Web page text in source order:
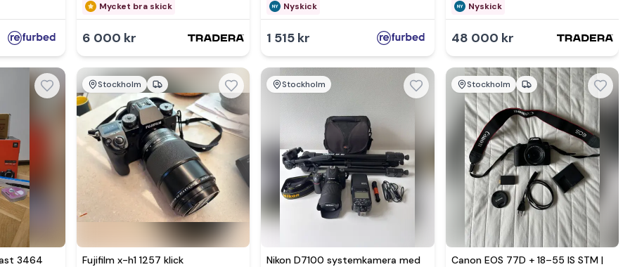
Mycket bra skick
6 000 kr
Nyskick
1 515 kr
Nyskick
48 000 kr
Se mer hos
3464
Se mer hos
Stockholm
Fujifilm x-h1 1257 klick
Stockholm
Nikon D7100 systemkamera med
Stockholm
Canon EOS 77D + 18–55 IS STM |